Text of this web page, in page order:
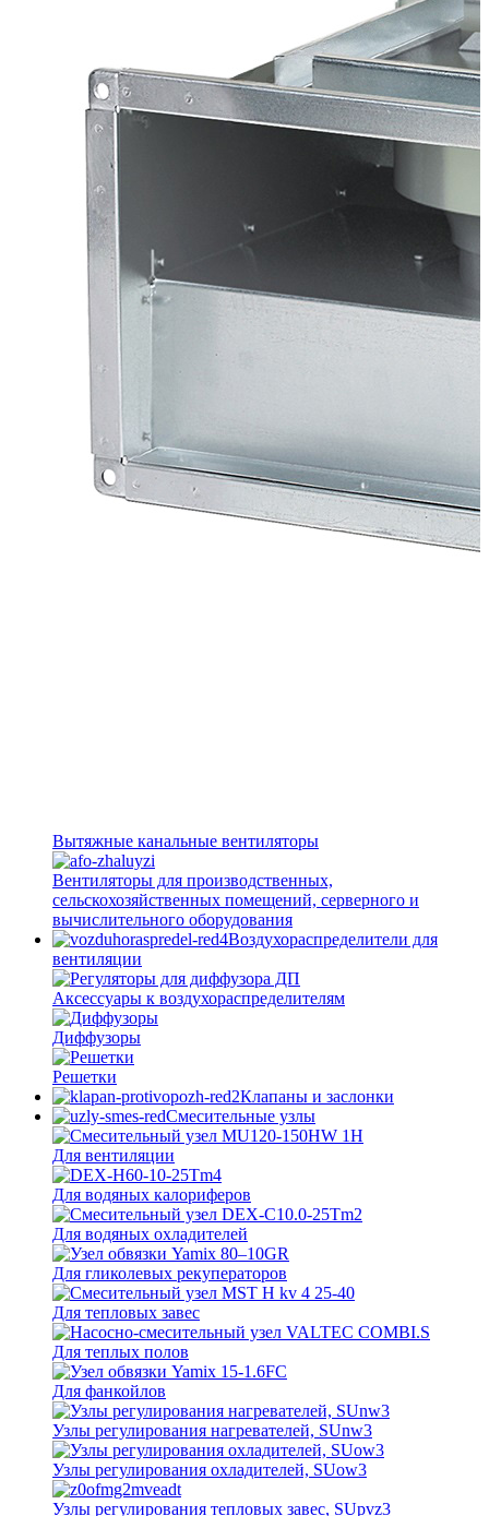
Вытяжные канальные вентиляторы
Вентиляторы для производственных,
сельскохозяйственных помещений, серверного и
вычислительного оборудования
Воздухораспределители для
вентиляции
Аксессуары к воздухораспределителям
Диффузоры
Решетки
Клапаны и заслонки
Смесительные узлы
Для вентиляции
Для водяных калориферов
Для водяных охладителей
Для гликолевых рекуператоров
Для тепловых завес
Для теплых полов
Для фанкойлов
Узлы регулирования нагревателей, SUnw3
Узлы регулирования охладителей, SUow3
Узлы регулирования тепловых завес, SUpvz3